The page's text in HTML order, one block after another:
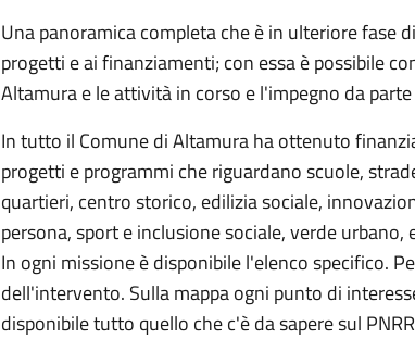
Una panoramica completa che è in ulteriore fase
progetti e ai finanziamenti; con essa è possibile
Altamura e le attività in corso e l'impegno da
In tutto il Comune di Altamura ha ottenuto
progetti e programmi che riguardano scuole,
quartieri, centro storico, edilizia sociale,
persona, sport e inclusione sociale, verde urbano,
In ogni missione è disponibile l'elenco specifico.
dell'intervento. Sulla mappa ogni punto di
disponibile tutto quello che c'è da sapere sul